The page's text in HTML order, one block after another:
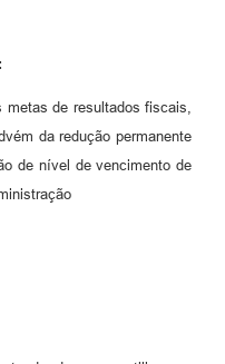
metas de resultados fiscais,
da redução permanente
de nível de vencimento de